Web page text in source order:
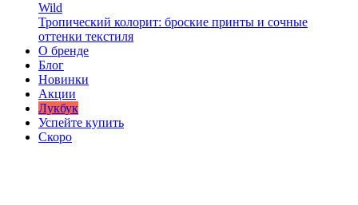
Wild
Тропический колорит: броские принты и сочные
оттенки текстиля
О бренде
Блог
Новинки
Акции
Лукбук
Успейте купить
Скоро